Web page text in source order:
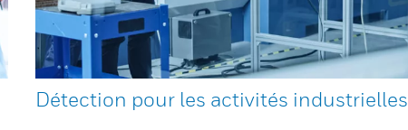
Détection pour les activités industrielles